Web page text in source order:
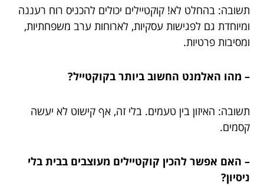
תשובה: בהחלט לא! קוקטיילים יכולים להכניס רוח רעננה
ומיוחדת גם לפגישות עסקיות, לארוחות ערב משפחתיות,
ומסיבות פרטיות.
– מהו האלמנט החשוב ביותר בקוקטייל?
תשובה: האיזון בין טעמים. בלי זה, אף קישוט לא יעשה
קסמים.
– האם אפשר להכין קוקטיילים מעוצבים בבית בלי
ניסיון?